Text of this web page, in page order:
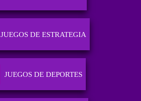
JUEGOS DE ESTRATEGIA
JUEGOS DE DEPORTES